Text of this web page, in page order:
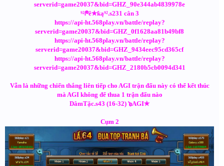
serverid=game20037&bid=GHZ_90e344ab4839978e
⁹²ᖘê✯ƙą⁹².s231 cân 3
https://api-ht.568play.vn/battle/replay?
serverid=game20037&bid=GHZ_0f1628aa81b49bf8
https://api-ht.568play.vn/battle/replay?
serverid=game20037&bid=GHZ_9434eec95cd365cf
https://api-ht.568play.vn/battle/replay?
serverid=game20037&bid=GHZ_2180b5cb0094d341
Vẫn là những chiến thắng liên tiếp cho AGI trận đấu này có thể kết thúc
mà AGI không để thua 1 trận đấu nào
DâmTặc.s43 (16-32) ๖AGI✯
Cụm 2